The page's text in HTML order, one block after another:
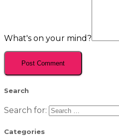
What's on your mind?
Search
Search for:
Categories